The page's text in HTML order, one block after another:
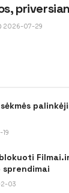
2026-07-29
19
03